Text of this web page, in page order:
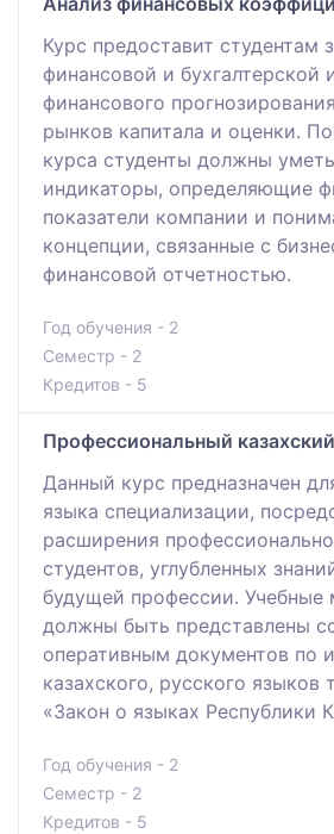
Курс предоставит студентам
финансовой и бухгалтерской
финансового
рынков капитала и оценки.
курса студенты должны
индикаторы, определяющие
показатели компании и
концепции, связанные с
финансовой отчетностью.
Год обучения - 2
Семестр - 2
Кредитов - 5
Профессиональный
Данный курс предназначен
языка специализации,
расширения
студентов, углубленных
будущей профессии. Учебные
должны быть представлены
оперативным документов по
казахского, русского языков
«Закон о языках Республики
Год обучения - 2
Семестр - 2
Кредитов - 5